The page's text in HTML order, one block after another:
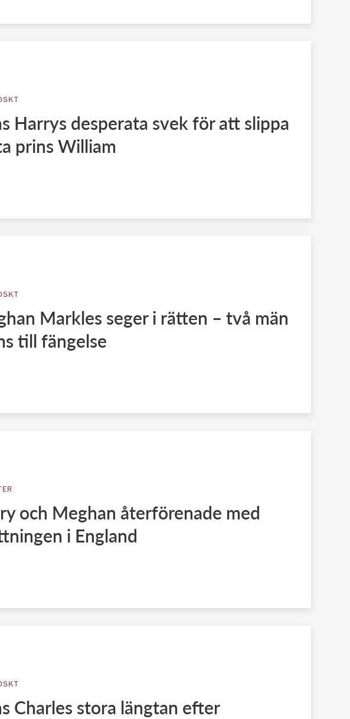
Harrys desperata svek för att slippa
prins William
Markles seger i rätten – två män
till fängelse
och Meghan återförenade med
i England
Charles stora längtan efter